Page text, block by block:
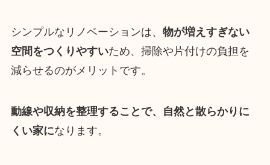
シンプルなリノベーションは、 物が増えすぎない
空間をつくりやすいため、掃除や片付けの負担を
減らせるのがメリットです。
動線や収納を整理することで、自然と散らかりに
くい家になります。